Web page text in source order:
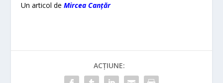
Un articol deMircea Canțăr
ACȚIUNE: